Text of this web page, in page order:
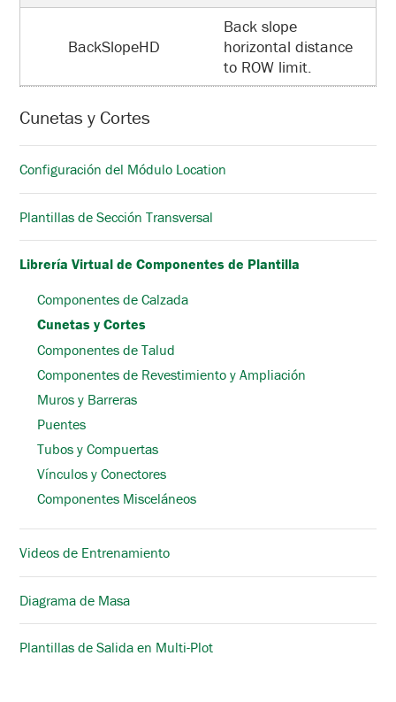
BackSlopeHD
Back slope
horizontal distance
to ROW limit.
Cunetas y Cortes
Configuración del Módulo Location
Plantillas de Sección Transversal
Librería Virtual de Componentes de Plantilla
Componentes de Calzada
Cunetas y Cortes
Componentes de Talud
Componentes de Revestimiento y Ampliación
Muros y Barreras
Puentes
Tubos y Compuertas
Vínculos y Conectores
Componentes Misceláneos
Videos de Entrenamiento
Diagrama de Masa
Plantillas de Salida en Multi-Plot